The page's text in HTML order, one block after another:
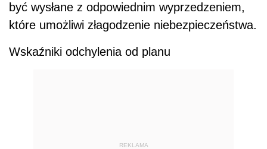
być wysłane z odpowiednim wyprzedzeniem,
które umożliwi złagodzenie niebezpieczeństwa.
Wskaźniki odchylenia od planu
REKLAMA